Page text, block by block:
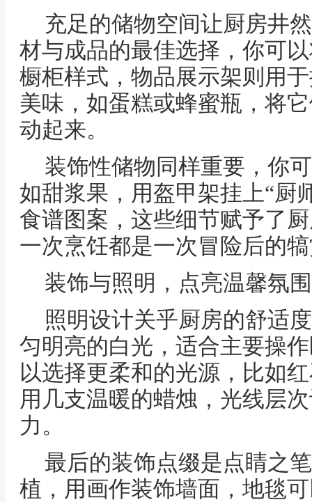
充足的储物空间让厨房井
材与成品的最佳选择，你可
橱柜样式，物品展示架则用
美味，如蛋糕或蜂蜜瓶，将
动起来。
装饰性储物同样重要，你
如甜浆果，用盔甲架挂上“厨
食谱图案，这些细节赋予了
一次烹饪都是一次冒险后的
装饰与照明，点亮温馨氛围
照明设计关乎厨房的舒适
匀明亮的白光，适合主要操
以选择更柔和的光源，比如
用几支温暖的蜡烛，光线层
力。
最后的装饰点缀是点睛之
植，用画作装饰墙面，地毯